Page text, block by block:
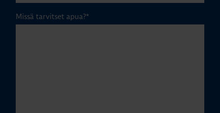
Missä tarvitset apua?*